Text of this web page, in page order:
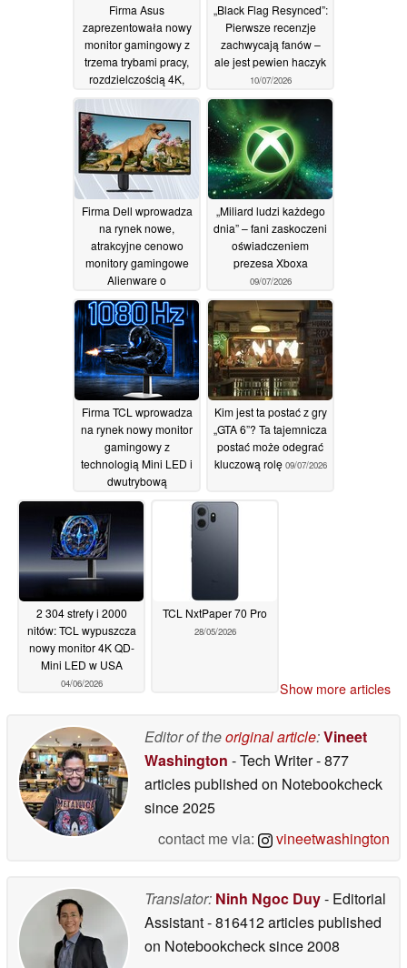
Firma Asus
zaprezentowała nowy
monitor gamingowy z
trzema trybami pracy,
rozdzielczością 4K,
częstotliwością
odświeżania 240 Hz
oraz możliwością
zwiększenia
częstotliwości
odświeżania do 488
Hz10/07/2026
„Black Flag Resynced”:
Pierwsze recenzje
zachwycają fanów –
ale jest pewien haczyk
10/07/2026
Firma Dell wprowadza
na rynek nowe,
atrakcyjne cenowo
monitory gamingowe
Alienware o
rozdzielczości QHD,
wyposażone w
zakrzywione panele o
częstotliwości
odświeżania 240 Hz
09/07/2026
„Miliard ludzi każdego
dnia” – fani zaskoczeni
oświadczeniem
prezesa Xboxa
09/07/2026
Firma TCL wprowadza
na rynek nowy monitor
gamingowy z
technologią Mini LED i
dwutrybową
częstotliwością
odświeżania
wynoszącą 1080 Hz
09/07/2026
Kim jest ta postać z gry
„GTA 6”? Ta tajemnicza
postać może odegrać
kluczową rolę 09/07/2026
2 304 strefy i 2000
nitów: TCL wypuszcza
nowy monitor 4K QD-
Mini LED w USA
04/06/2026
TCL NxtPaper 70 Pro
28/05/2026
Show more articles
Editor of theoriginal article:Vineet
Washington - Tech Writer- 877
articles published on Notebookcheck
since 2025
contact me via:
vineetwashington
Translator: Ninh Ngoc Duy- Editorial
Assistant- 816412 articles published
on Notebookchecksince 2008